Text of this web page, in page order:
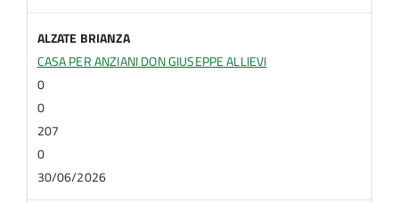
ALZATE BRIANZA
CASA PER ANZIANI DON GIUSEPPE ALLIEVI
0
0
207
0
30/06/2026